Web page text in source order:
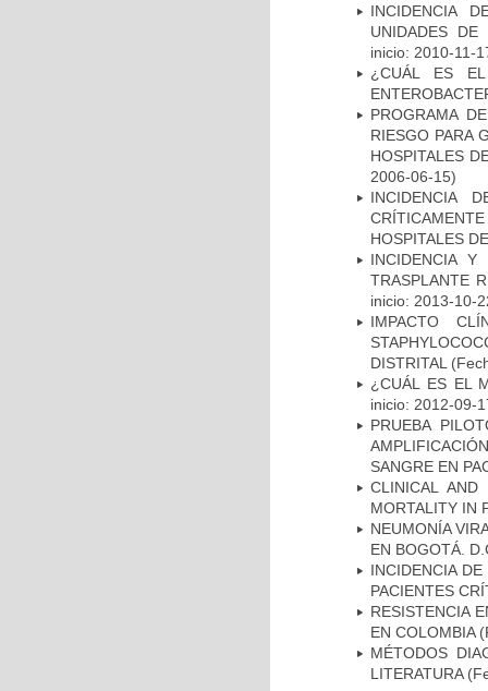
INCIDENCIA
UNIDADES DE
inicio: 2010-11-
¿CUÁL ES EL
PROGRAMA
RIESGO PARA
HOSPITALES
2006-06-15)
INCIDENCIA
HOSPITALES
INCIDENCIA Y
TRASPLANTE
inicio: 2013-10-
IMPACTO
DISTRITAL
¿CUÁL ES EL
inicio: 2012-09-
PRUEBA
SANGRE EN
CLINICAL AND
MORTALITY IN
NEUMONÍA
EN BOGOTÁ.
INCIDENCIA
PACIENTES
RESISTENCIA
EN COLOMBIA
MÉTODOS
LITERATURA